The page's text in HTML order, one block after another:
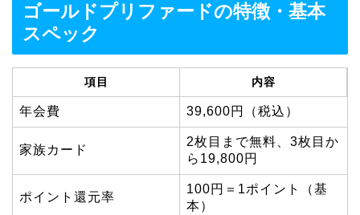
ゴールドプリファードの特徴・基本
スペック
項目 内容
年会費 39,600円（税込）
家族カード
2枚目まで無料、3枚目か
ら19,800円
ポイント還元率
100円＝1ポイント（基
本）